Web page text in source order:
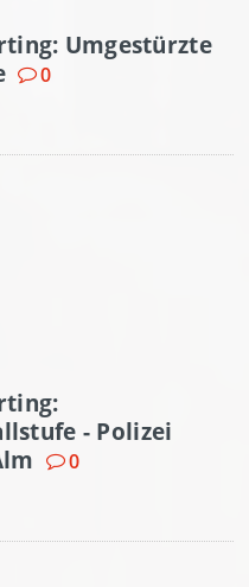
Umgestürzte
0
- Polizei
0